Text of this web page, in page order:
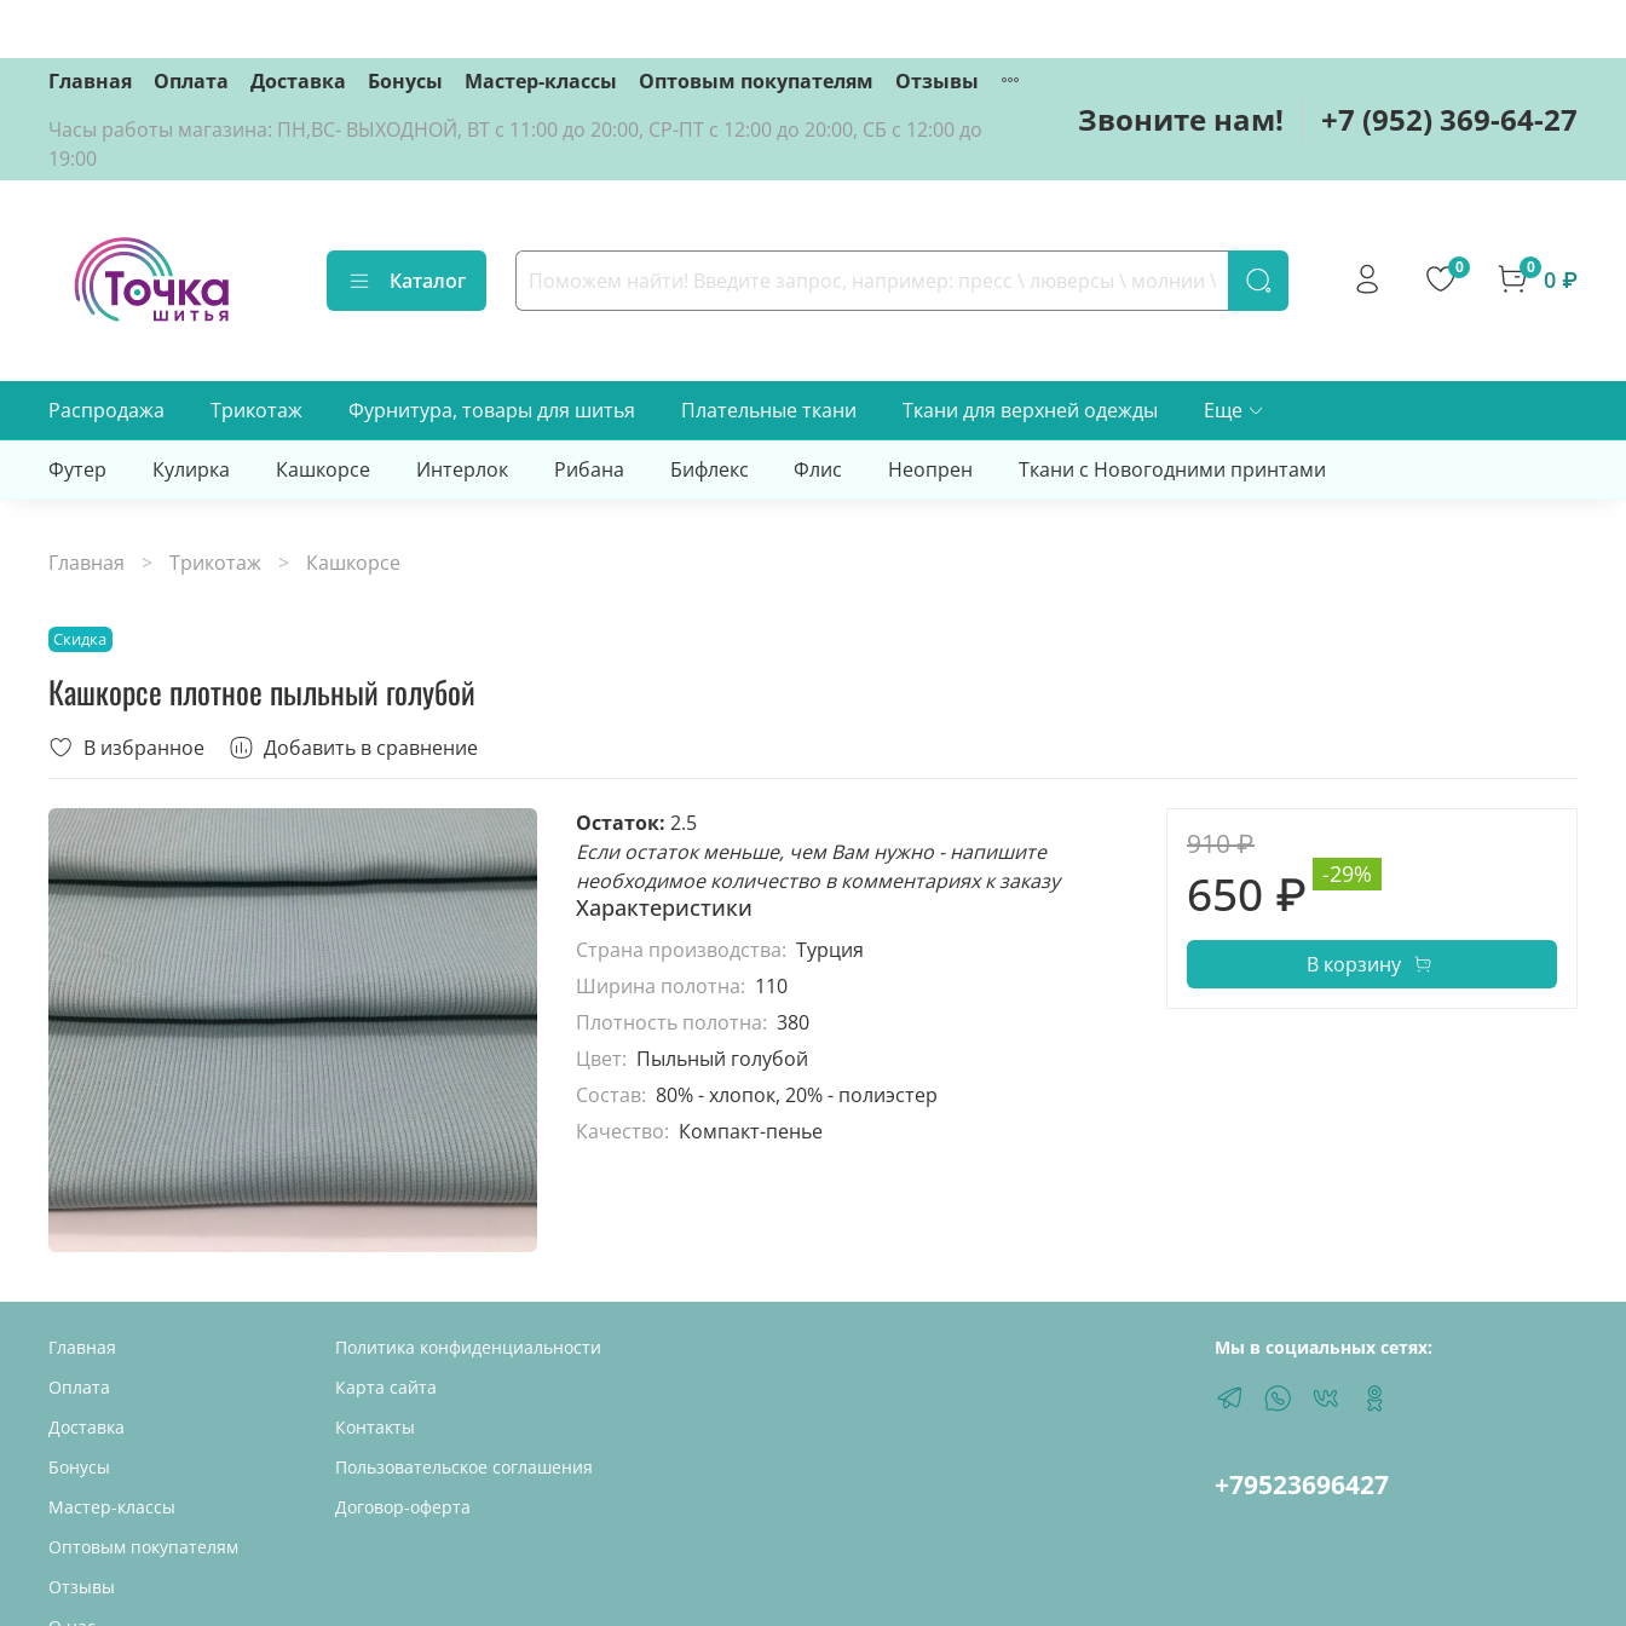
Главная Оплата Доставка Бонусы Мастер-классы Оптовым покупателям
Отзывы
Часы работы магазина: ПН,ВС- ВЫХОДНОЙ, ВТ с 11:00 до 20:00, СР-ПТ с 12:00 до 20:00, СБ с 12:00 до
19:00
Звоните нам! +7 (952) 369-64-27
Каталог
0 0 0 ₽
Распродажа Трикотаж Фурнитура, товары для шитья Плательные ткани Ткани для верхней одежды Еще
Футер Кулирка Кашкорсе Интерлок Рибана Бифлекс Флис Неопрен Ткани с Новогодними принтами
Главная Трикотаж Кашкорсе
Скидка
Кашкорсе плотное пыльный голубой
В избранное Добавить в сравнение
Остаток: 2.5
Если остаток меньше, чем Вам нужно - напишите
необходимое количество в комментариях к заказу
Характеристики
Страна производства: Турция
Ширина полотна: 110
Плотность полотна: 380
Цвет: Пыльный голубой
Состав: 80% - хлопок, 20% - полиэстер
Качество: Компакт-пенье
910 ₽
650 ₽ -29%
В корзину
Главная
Оплата
Доставка
Бонусы
Мастер-классы
Оптовым покупателям
Отзывы
Политика конфиденциальности
Карта сайта
Контакты
Пользовательское соглашения
Договор-оферта
Мы в социальных сетях:
+79523696427